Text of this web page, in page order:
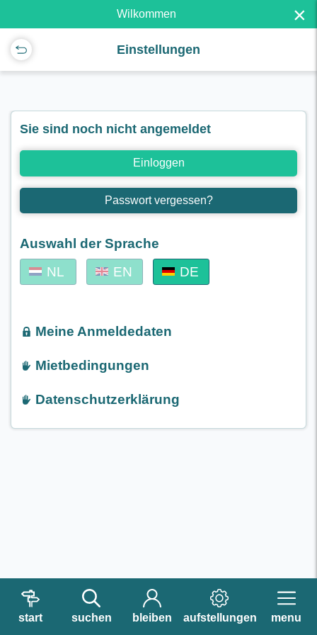
Wilkommen ×
Einstellungen
Sie sind noch nicht angemeldet
Einloggen
Passwort vergessen?
Auswahl der Sprache
NL
EN DE
Meine Anmeldedaten
Mietbedingungen
Datenschutzerklärung
start suchen bleiben aufstellungen menu